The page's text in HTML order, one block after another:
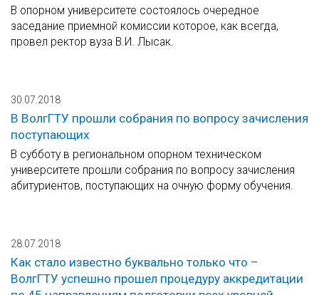
В опорном университете состоялось очередное
заседание приемной комиссии которое, как всегда,
провел ректор вуза В.И. Лысак.
30.07.2018
В ВолгГТУ прошли собрания по вопросу зачисления
поступающих
В субботу в региональном опорном техническом
университете прошли собрания по вопросу зачисления
абитуриентов, поступающих на очную форму обучения.
28.07.2018
Как стало известно буквально только что –
ВолгГТУ успешно прошел процедуру аккредитации